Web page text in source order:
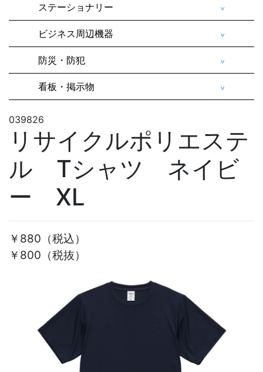
ステーショナリー
ビジネス周辺機器
防災・防犯
看板・掲示物
039826
リサイクルポリエステ
ル Tシャツ ネイビ
ー XL
￥880 （税込）
￥800（税抜）